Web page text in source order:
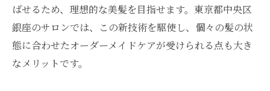
ばせるため、理想的な美髪を目指せます。東京都中央区
銀座のサロンでは、この新技術を駆使し、個々の髪の状
態に合わせたオーダーメイドケアが受けられる点も大き
なメリットです。